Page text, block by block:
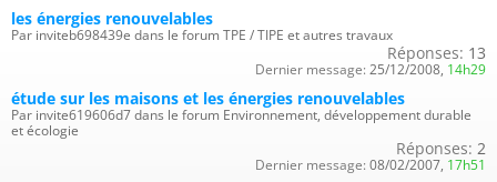
les énergies renouvelables
Par inviteb698439e dans le forum TPE / TIPE et autres travaux
Réponses: 13
Dernier message: 25/12/2008, 14h29
étude sur les maisons et les énergies renouvelables
Par invite619606d7 dans le forum Environnement, développement durable
et écologie
Réponses: 2
Dernier message: 08/02/2007, 17h51